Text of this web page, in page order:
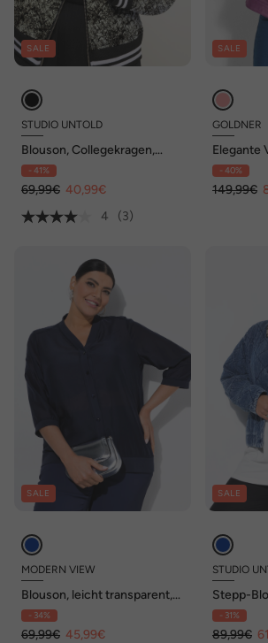
SALE
STUDIO UNTOLD
Blouson, Collegekragen,
Rautenstepp, Print
- 41%
69,99€ 40,99€
4
(3)
SALE
GOLDNER
Elegante
- 40%
149,99€
SALE
MODERN VIEW
Blouson, leicht transparent,
V-Ausschnitt, 3/4-Arm
- 34%
69,99€ 45,99€
SALE
STUDIO
Stepp-
Shape,
- 31%
89,99€